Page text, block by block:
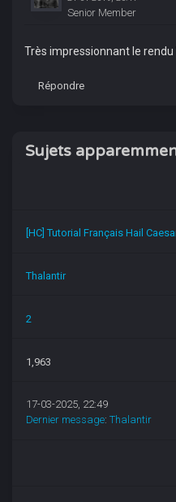
Senior Member
Très impressionnant le
Répondre
Sujets
[HC] Tutorial Français Hail
Thalantir
2
1,963
17-03-2025, 22:49
Dernier message:Thalantir